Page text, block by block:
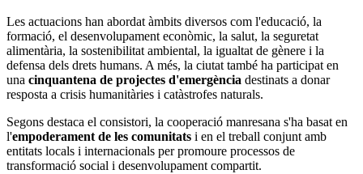
Les actuacions han abordat àmbits diversos com l'educació, la
formació, el desenvolupament econòmic, la salut, la seguretat
alimentària, la sostenibilitat ambiental, la igualtat de gènere i la
defensa dels drets humans. A més, la ciutat també ha participat en
una cinquantena de projectes d'emergència destinats a donar
resposta a crisis humanitàries i catàstrofes naturals.
Segons destaca el consistori, la cooperació manresana s'ha basat en
l'empoderament de les comunitats i en el treball conjunt amb
entitats locals i internacionals per promoure processos de
transformació social i desenvolupament compartit.